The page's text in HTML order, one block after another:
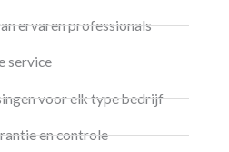
ervaren professionals
service
voor elk type bedrijf
en controle